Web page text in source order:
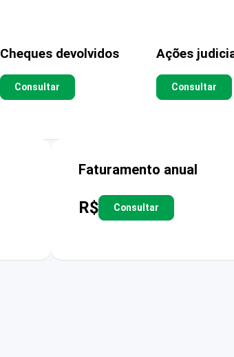
Cheques devolvidos
Consultar
Ações
Consultar
Faturamento anual
R$ Consultar